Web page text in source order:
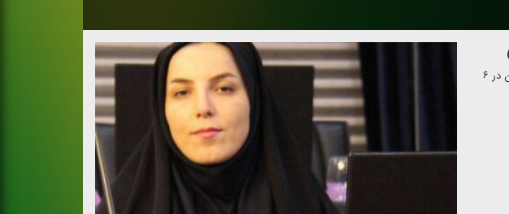
نایب رئیس فدراسیون ناشنوایان گفت: دهم آذر به بازی‌های آسیایی ناشنوایان در كشور مالزی اعزام می‌شویم كه بانوان در ۶